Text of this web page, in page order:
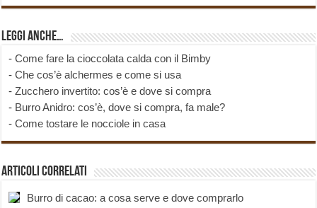
Leggi anche…
-Come fare la cioccolata calda con il Bimby
-Che cos’è alchermes e come si usa
-Zucchero invertito: cos’è e dove si compra
- Burro Anidro: cos’è, dove si compra, fa male?
-Come tostare le nocciole in casa
Articoli correlati
Burro di cacao: a cosa serve e dove comprarlo